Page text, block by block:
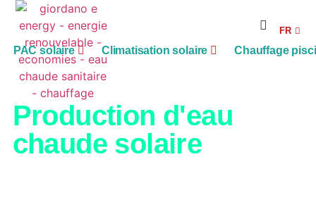
PAC solaire Climatisation solaire Chauffage
FR
AG
Production d'eau
chaude solaire